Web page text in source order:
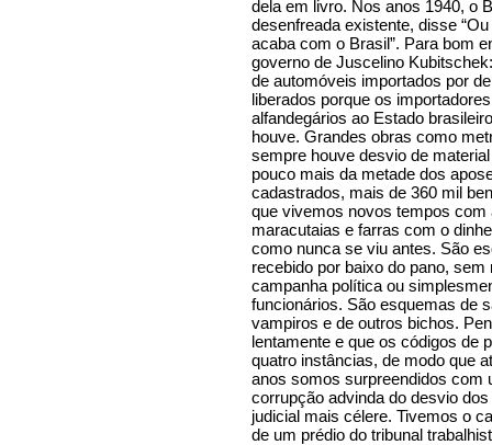
dela em livro. Nos anos 1940, o
desenfreada existente, disse
acaba com o Brasil”. Para bom
governo de Juscelino
de automóveis importados por
liberados porque os
alfandegários ao Estado
houve. Grandes obras como
sempre houve desvio de
pouco mais da metade dos
cadastrados, mais de 360 mil
que vivemos novos tempos com
maracutaias e farras com o
como nunca se viu antes. São
recebido por baixo do pano,
campanha política ou
funcionários. São esquemas de
vampiros e de outros bichos.
lentamente e que os códigos de
quatro instâncias, de modo que
anos somos surpreendidos com
corrupção advinda do desvio
judicial mais célere. Tivemos o
de um prédio do tribunal